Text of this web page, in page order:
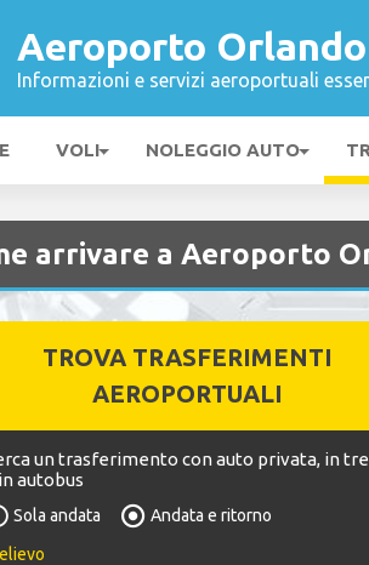
Aeroporto Orlando
Informazioni e servizi aeroportuali
VOLI NOLEGGIO AUTO
arrivare a Aeroporto
TROVA TRASFERIMENTI
AEROPORTUALI
un trasferimento con auto privata, in
autobus
Sola andata
Andata e ritorno